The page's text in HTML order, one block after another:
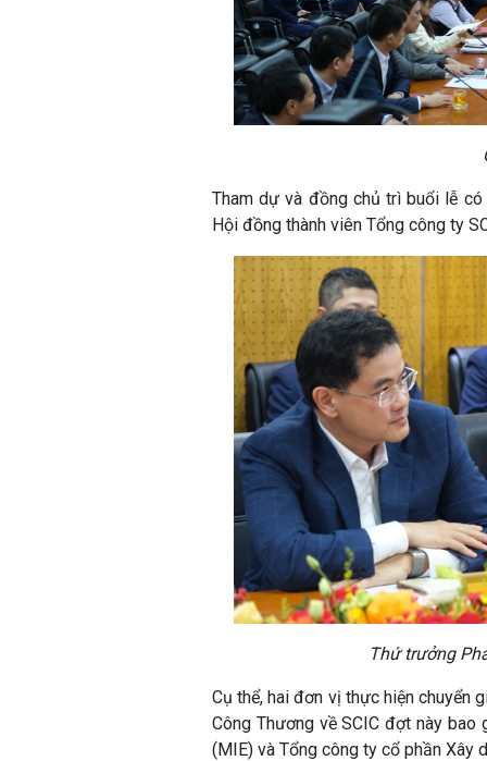
Tham dự và đồng chủ trì buổi lễ
Hội đồng thành viên Tổng công ty
Thứ trưởng
Cụ thể, hai đơn vị thực hiện chuyển
Công Thương về SCIC đợt này
(MIE) và Tổng công ty cổ phần Xây